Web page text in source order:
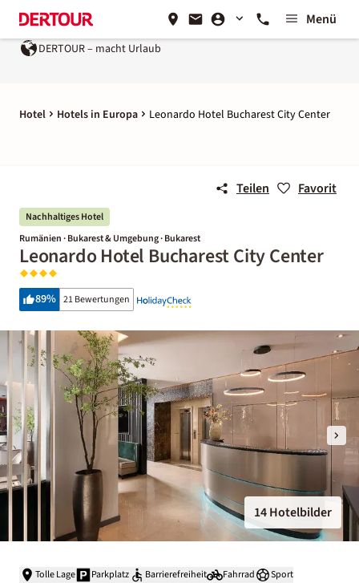
Menü
DERTOUR – macht Urlaub
Hotel Hotels in Europa Leonardo Hotel Bucharest City Center
Teilen Favorit
Nachhaltiges Hotel
Rumänien · Bukarest & Umgebung · Bukarest
Leonardo Hotel Bucharest City Center
89% 21 Bewertungen
14 Hotelbilder
Tolle Lage Parkplatz Barrierefreiheit Fahrrad Sport